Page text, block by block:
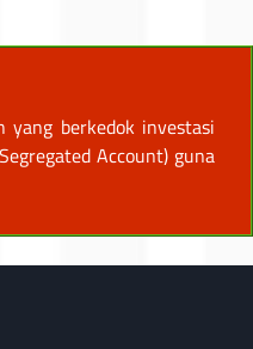
yang berkedok investasi
Account) guna